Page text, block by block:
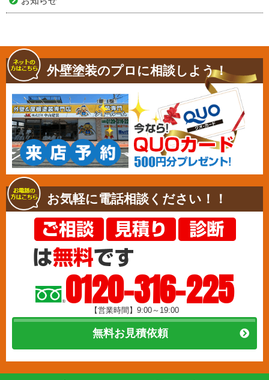
外壁塗装のプロに相談しよう！
お気軽に電話相談ください！！
0120-316-225
【営業時間】9:00～19:00
無料お見積依頼